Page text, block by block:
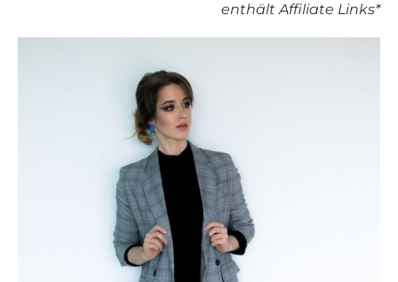
enthält Affiliate Links*